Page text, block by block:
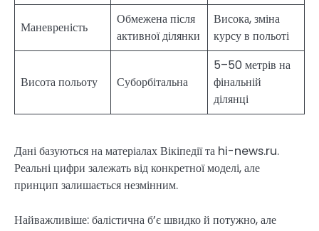
Маневреність
Обмежена після
активної ділянки
Висока, зміна
курсу в польоті
Висота польоту Суборбітальна
5–50 метрів на
фінальній
ділянці
Дані базуються на матеріалах Вікіпедії та hi-news.ru.
Реальні цифри залежать від конкретної моделі, але
принцип залишається незмінним.
Найважливіше: балістична б’є швидко й потужно, але